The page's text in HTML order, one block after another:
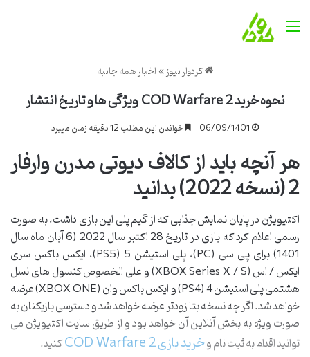
منو
کردوار نیوز»اخبار همه جانبه
نحوه خرید COD Warfare 2 ویژگی ها و تاریخ انتشار
06/09/1401 خواندن این مطلب 12 دقیقه زمان میبرد
هر آنچه باید از کالاف دیوتی مدرن وارفار
2 (نسخه 2022) بدانید
اکتیویژن در پایان نمایش جذابی که از گیم پلی این بازی داشت، به صورت
رسمی اعلام کرد که بازی در تاریخ 28 اکتبر سال 2022 (6 آبان ماه سال
1401) برای پی سی (PC)، پلی استیشن 5 (PS5)، ایکس باکس سری
ایکس / اس (XBOX Series X / S) و علی الخصوص کنسول های نسل
هشتمی پلی استیشن 4 (PS4) و ایکس باکس وان (XBOX ONE) عرضه
خواهد شد. اگر چه نسخه بتا زودتر عرضه خواهد شد و دسترسی بازیکنان به
صورت ویژه به بخش آنلاین آن خواهد بود و از طریق سایت اکتیویژن می
توانید اقدام به ثبت نام وخرید بازی COD Warfare 2 کنید.